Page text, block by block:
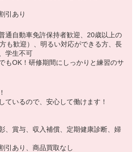
引あり
通自動車免許保持者歓迎、20歳以上の
も歓迎）、明るい対応ができる方、長
学生不可
もOK！研修期間にしっかりと練習のサ
ているので、安心して働けます！
、賞与、収入補償、定期健康診断、婦
引あり、商品買取なし